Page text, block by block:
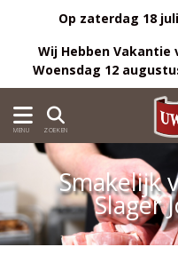
Op zaterdag 18
Wij Hebben Vakantie
Woensdag 12
MENU ZOEKEN
Smakelijk
Slager